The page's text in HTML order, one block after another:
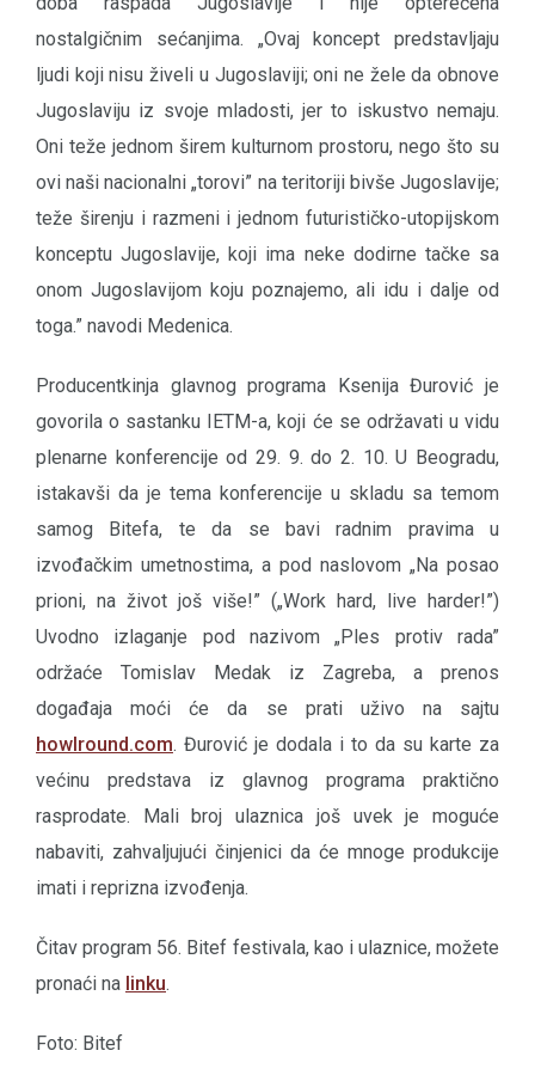
nostalgičnim sećanjima. „Ovaj koncept predstavljaju
ljudi koji nisu živeli u Jugoslaviji; oni ne žele da obnove
Jugoslaviju iz svoje mladosti, jer to iskustvo nemaju.
Oni teže jednom širem kulturnom prostoru, nego što su
ovi naši nacionalni „torovi” na teritoriji bivše Jugoslavije;
teže širenju i razmeni i jednom futurističko-utopijskom
konceptu Jugoslavije, koji ima neke dodirne tačke sa
onom Jugoslavijom koju poznajemo, ali idu i dalje od
toga.” navodi Medenica.
Producentkinja glavnog programa Ksenija Đurović je
govorila o sastanku IETM-a, koji će se održavati u vidu
plenarne konferencije od 29. 9. do 2. 10. U Beogradu,
istakavši da je tema konferencije u skladu sa temom
samog Bitefa, te da se bavi radnim pravima u
izvođačkim umetnostima, a pod naslovom „Na posao
prioni, na život još više!” („Work hard, live harder!”)
Uvodno izlaganje pod nazivom „Ples protiv rada”
održaće Tomislav Medak iz Zagreba, a prenos
događaja moći će da se prati uživo na sajtu
howlround.com. Đurović je dodala i to da su karte za
većinu predstava iz glavnog programa praktično
rasprodate. Mali broj ulaznica još uvek je moguće
nabaviti, zahvaljujući činjenici da će mnoge produkcije
imati i reprizna izvođenja.
Čitav program 56. Bitef festivala, kao i ulaznice, možete
pronaći na linku.
Foto: Bitef